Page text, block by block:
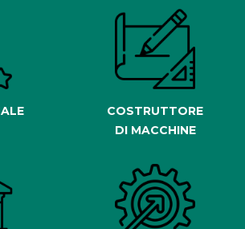
COSTRUTTORE
DI MACCHINE